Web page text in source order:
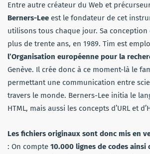
Entre autre créateur du Web et
Berners-Lee est le fondateur de cet
utilisons tous chaque jour. Sa conception
plus de trente ans, en 1989. Tim est
l’Organisation européenne pour la
Genève. Il crée donc à ce moment-là le
permettant une communication entre
travers le monde. Berners-Lee initia le
HTML, mais aussi les concepts d’URL et
Les fichiers originaux sont donc mis en
: On compte 10.000 lignes de codes ainsi